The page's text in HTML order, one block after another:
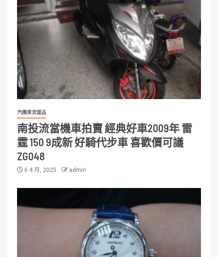
汽機車流當品
南投流當機車拍賣 經典好車2009年 雷
霆 150 9成新 好騎代步車 喜歡價可議
ZG048
6 4 月, 2025 admin